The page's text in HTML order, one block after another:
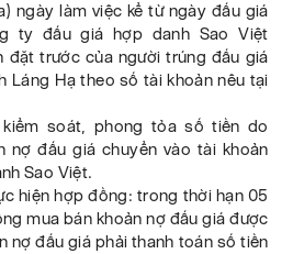
ngày làm việc kể từ ngày đấu giá
ty đấu giá hợp danh Sao Việt
đặt trước của người trúng đấu giá
Láng Hạ theo số tài khoản nêu tại
soát, phong tỏa số tiền do
nợ đấu giá chuyển vào tài khoản
Sao Việt.
hiện hợp đồng: trong thời hạn 05
mua bán khoản nợ đấu giá được
nợ đấu giá phải thanh toán số tiền